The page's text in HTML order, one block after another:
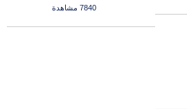
7840 مشاهدة